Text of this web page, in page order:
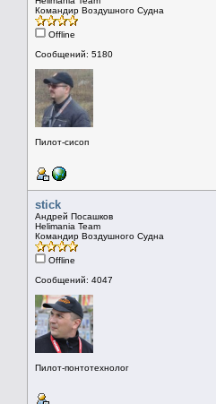
Командир Воздушного Судна
Offline
Сообщений: 5180
Пилот-сисоп
stick
Андрей Посашков
Helimania Team
Командир Воздушного Судна
Offline
Сообщений: 4047
Пилот-понтотехнолог